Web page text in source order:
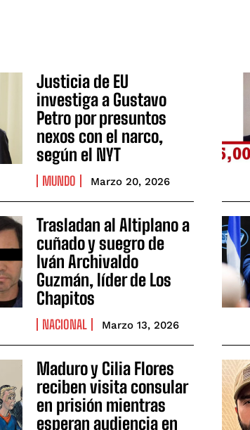
Justicia de EU
investiga a Gustavo
Petro por presuntos
nexos con el narco,
según el NYT
MUNDO Marzo 20, 2026
Trasladan al Altiplano a
cuñado y suegro de
Iván Archivaldo
Guzmán, líder de Los
Chapitos
NACIONAL Marzo 13, 2026
Maduro y Cilia Flores
reciben visita consular
en prisión mientras
esperan audiencia en